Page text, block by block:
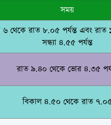
সময়
৬ থেকে রাত ৮.০৫ পর্যন্ত এবং রাত
সন্ধ্যা ৪.৫৫ পর্যন্ত
রাত ৯.৪০ থেকে ভোর ৪.৩৫
বিকাল ৪.৫০ থেকে রাত